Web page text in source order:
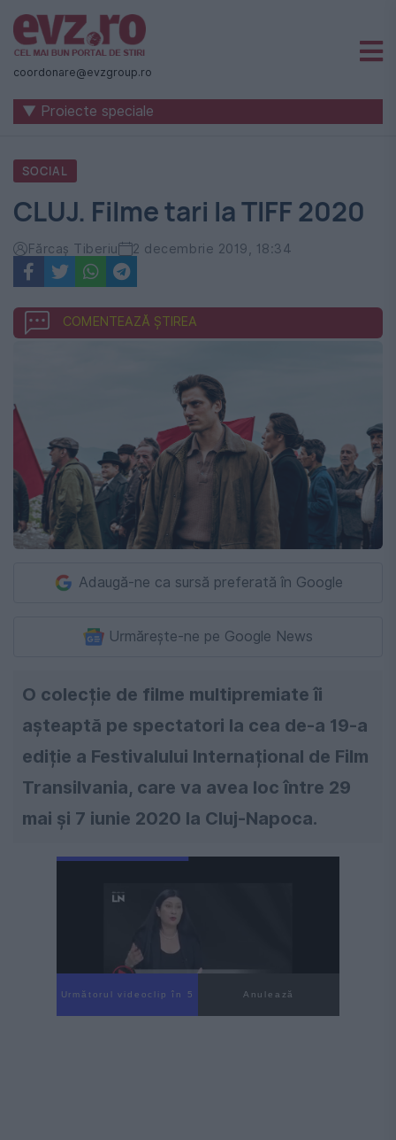
Știri
naționale
internaționale
România
-
Evenimentul
Zilei
coordonare@evzgroup.ro
▼ Proiecte speciale
SOCIAL
CLUJ. Filme tari la TIFF 2020
Fărcaș Tiberiu 2 decembrie 2019, 18:34
COMENTEAZĂ ȘTIREA
Adaugă-ne ca sursă preferată în Google
Urmărește-ne pe Google News
O colecție de filme multipremiate îi
așteaptă pe spectatori la cea de-a 19-a
ediție a Festivalului Internațional de Film
Transilvania, care va avea loc între 29
mai și 7 iunie 2020 la Cluj-Napoca.
Următorul videoclip în 3 Anulează